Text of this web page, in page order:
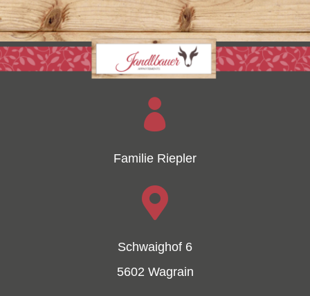

Familie Riepler

Schwaighof 6
5602 Wagrain